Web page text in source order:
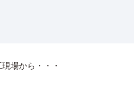
現場から・・・